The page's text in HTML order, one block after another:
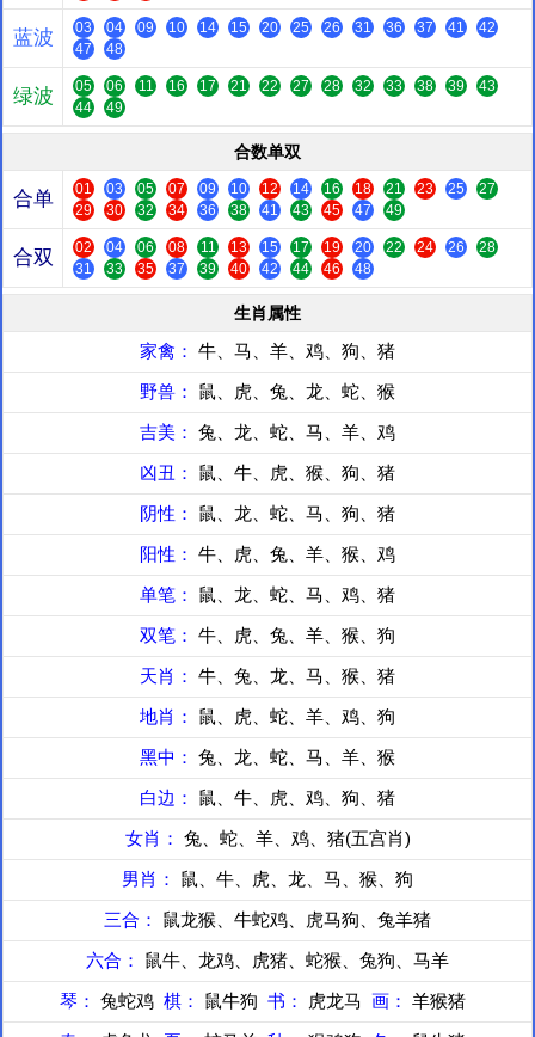
蓝波 03 04 09 10 14 15 20 25 26 31 36 37 41
42
47
48
绿波 05 06 11 16 17 21 22 27 28 32 33 38 39
43
44
49
合数单双
合单 01 03 05 07 09 10 12 14 16 18 21 23 25
27
29
30 32 34 36 38 41 43 45 47 49
合双 02 04 06 08 11 13 15 17 19 20 22 24 26
28
31
33 35 37 39 40 42 44 46 48
生肖属性
家禽： 牛、马、羊、鸡、狗、猪
野兽： 鼠、虎、兔、龙、蛇、猴
吉美： 兔、龙、蛇、马、羊、鸡
凶丑： 鼠、牛、虎、猴、狗、猪
阴性： 鼠、龙、蛇、马、狗、猪
阳性： 牛、虎、兔、羊、猴、鸡
单笔： 鼠、龙、蛇、马、鸡、猪
双笔： 牛、虎、兔、羊、猴、狗
天肖： 牛、兔、龙、马、猴、猪
地肖： 鼠、虎、蛇、羊、鸡、狗
黑中： 兔、龙、蛇、马、羊、猴
白边： 鼠、牛、虎、鸡、狗、猪
女肖： 兔、蛇、羊、鸡、猪(五宫肖)
男肖： 鼠、牛、虎、龙、马、猴、狗
三合： 鼠龙猴、牛蛇鸡、虎马狗、兔羊猪
六合： 鼠牛、龙鸡、虎猪、蛇猴、兔狗、马羊
琴： 兔蛇鸡 棋： 鼠牛狗 书： 虎龙马 画： 羊猴猪